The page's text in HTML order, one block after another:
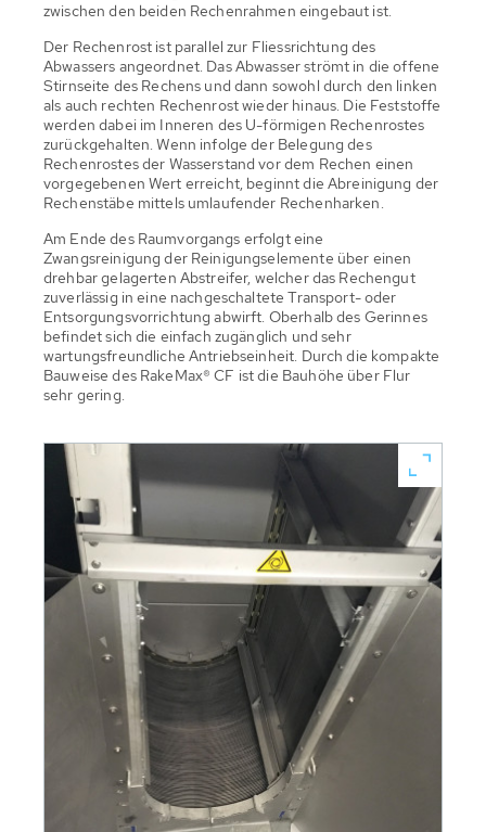
zwischen den beiden Rechenrahmen eingebaut ist.
Der Rechenrost ist parallel zur Fliessrichtung des
Abwassers angeordnet. Das Abwasser strömt in die offene
Stirnseite des Rechens und dann sowohl durch den linken
als auch rechten Rechenrost wieder hinaus. Die Feststoffe
werden dabei im Inneren des U-förmigen Rechenrostes
zurückgehalten. Wenn infolge der Belegung des
Rechenrostes der Wasserstand vor dem Rechen einen
vorgegebenen Wert erreicht, beginnt die Abreinigung der
Rechenstäbe mittels umlaufender Rechenharken.
Am Ende des Raumvorgangs erfolgt eine
Zwangsreinigung der Reinigungselemente über einen
drehbar gelagerten Abstreifer, welcher das Rechengut
zuverlässig in eine nachgeschaltete Transport- oder
Entsorgungsvorrichtung abwirft. Oberhalb des Gerinnes
befindet sich die einfach zugänglich und sehr
wartungsfreundliche Antriebseinheit. Durch die kompakte
Bauweise des RakeMax® CF ist die Bauhöhe über Flur
sehr gering.